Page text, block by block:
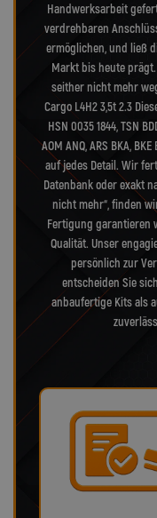
Handwerksarbeit
verdrehbaren
ermöglichen, und ließ
Markt bis heute
seither nicht mehr
Cargo L4H2 3,5t 2.3
HSN 0035 1844, TSN
AOM ANQ, ARS BKA,
auf jedes Detail. Wir
Datenbank oder exakt
nicht mehr“, finden
Fertigung garantieren
Qualität. Unser
persönlich zur
entscheiden Sie
anbaufertige Kits als